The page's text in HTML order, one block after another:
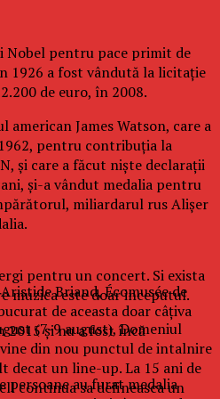
Nobel pentru pace primit de
1926 a fost vândută la licitaţie
de euro, în 2008.
american James Watson, care a
pentru contribuţia la
şi care a făcut nişte declaraţii
şi-a vândut medalia pentru
miliardarul rus Alişer
Briand, Écomusée de
de aceasta doar câţiva
2015 şi nu a fost încă
persoane au furat medalia
pentru un concert. Si exista
muzica este doar inceputul.
(7-9 august), Domeniul
din nou punctul de intalnire
decat un line-up. La 15 ani de
continua sa defineasca un